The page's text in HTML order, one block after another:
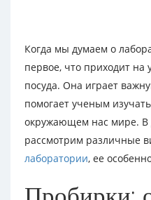
Когда мы думаем о
первое, что приходит на
посуда. Она играет
помогает ученым
окружающем нас мире. В
рассмотрим различные
лаборатории, ее